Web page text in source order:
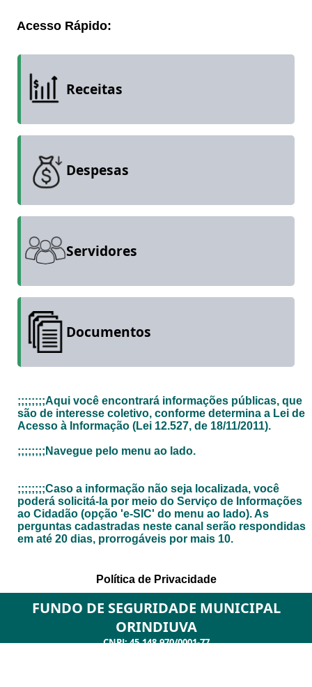
FUNDO DE SEGURIDADE MUNICIPAL
ORINDIUVA
CNPJ: 45.148.970/0001-77